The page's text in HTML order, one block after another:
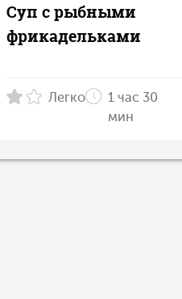
Суп с рыбными
фрикадельками
Легко
1 час 30
мин